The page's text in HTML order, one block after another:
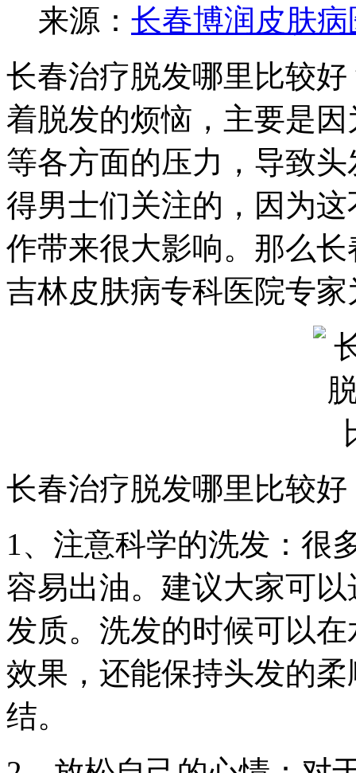
来源： 长春博润皮肤病
长春治疗脱发哪里比较
着脱发的烦恼，主要是
等各方面的压力，导致
得男士们关注的，因为
作带来很大影响。那么
吉林皮肤病专科医院专
长春治疗脱发哪里比较好
1、注意科学的洗发：很
容易出油。建议大家可
发质。洗发的时候可以
效果，还能保持头发的
结。